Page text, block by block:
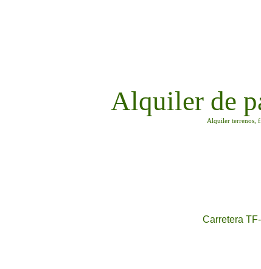
Alquiler de
Alquiler terrenos,
Carretera